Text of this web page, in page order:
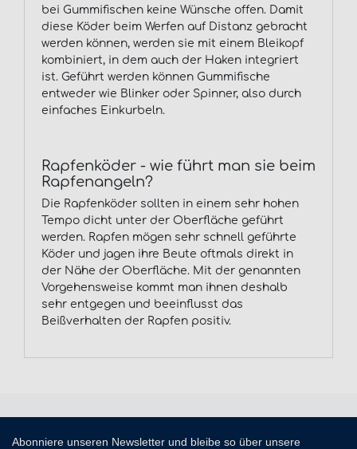
bei Gummifischen keine Wünsche offen. Damit
diese Köder beim Werfen auf Distanz gebracht
werden können, werden sie mit einem Bleikopf
kombiniert, in dem auch der Haken integriert
ist. Geführt werden können Gummifische
entweder wie Blinker oder Spinner, also durch
einfaches Einkurbeln.
Rapfenköder - wie führt man sie beim
Rapfenangeln?
Die Rapfenköder sollten in einem sehr hohen
Tempo dicht unter der Oberfläche geführt
werden. Rapfen mögen sehr schnell geführte
Köder und jagen ihre Beute oftmals direkt in
der Nähe der Oberfläche. Mit der genannten
Vorgehensweise kommt man ihnen deshalb
sehr entgegen und beeinflusst das
Beißverhalten der Rapfen positiv.
Abonniere unseren Newsletter und bleibe so über unsere